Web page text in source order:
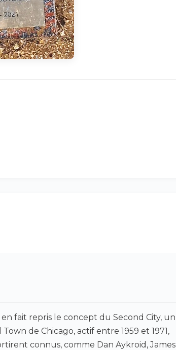
fait repris le concept du Second City, un
de Chicago, actif entre 1959 et 1971,
connus, comme Dan Aykroid, James